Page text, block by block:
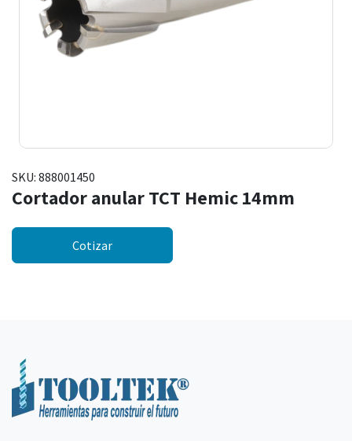
SKU: 888001450
Cortador anular TCT Hemic 14mm
Cotizar